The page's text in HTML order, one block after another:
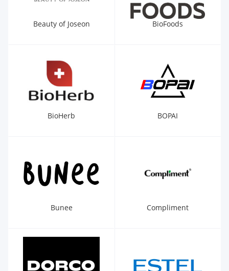
Beauty of Joseon BioFoods
BioHerb BOPAI
Bunee Compliment